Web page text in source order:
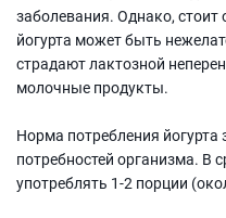
заболевания. Однако, стоит
йогурта может быть
страдают лактозной
молочные продукты.
Норма потребления
потребностей организма. В
употреблять 1-2 порции